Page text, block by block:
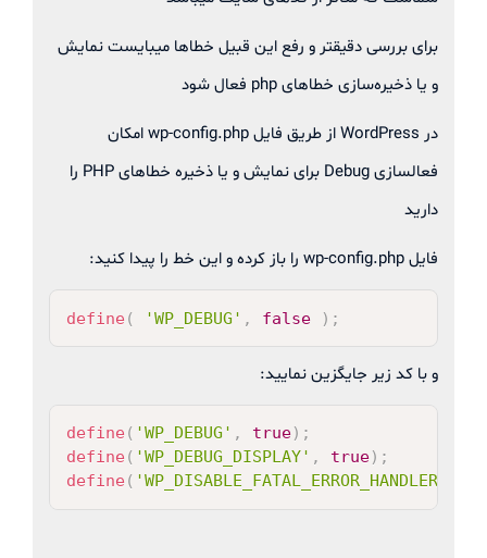
برای بررسی دقیقتر و رفع این قبیل خطاها میبایست نمایش
و یا ذخیره‌سازی خطاهای php فعال شود
در WordPress از طریق فایل wp-config.php امکان
فعالسازی Debug برای نمایش و یا ذخیره خطاهای PHP را
دارید
فایل wp-config.php را باز کرده و این خط را پیدا کنید:
define( 'WP_DEBUG' , false ) ;
و با کد زیر جایگزین نمایید:
define( 'WP_DEBUG' , true) ;
define( 'WP_DEBUG_DISPLAY' , true) ;
define( 'WP_DISABLE_FATAL_ERROR_HANDLER'